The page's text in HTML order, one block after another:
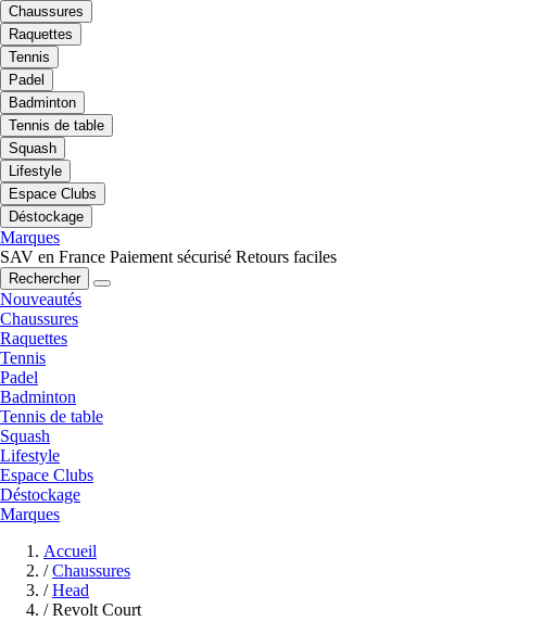
Chaussures
Raquettes
Tennis
Padel
Badminton
Tennis de table
Squash
Lifestyle
Espace Clubs
Déstockage
Marques
SAV en France Paiement sécurisé Retours faciles
Rechercher
Nouveautés
Chaussures
Raquettes
Tennis
Padel
Badminton
Tennis de table
Squash
Lifestyle
Espace Clubs
Déstockage
Marques
Accueil
/ Chaussures
/ Head
/ Revolt Court